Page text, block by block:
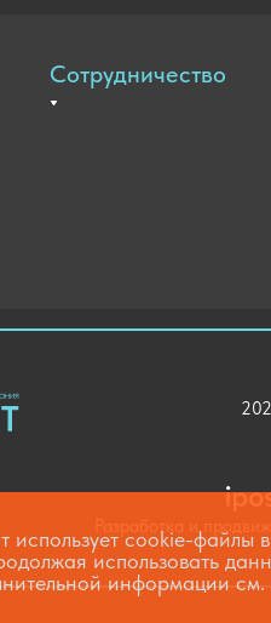
Сотрудничество
Разработка и
cookie-файлы
использовать
информации см.